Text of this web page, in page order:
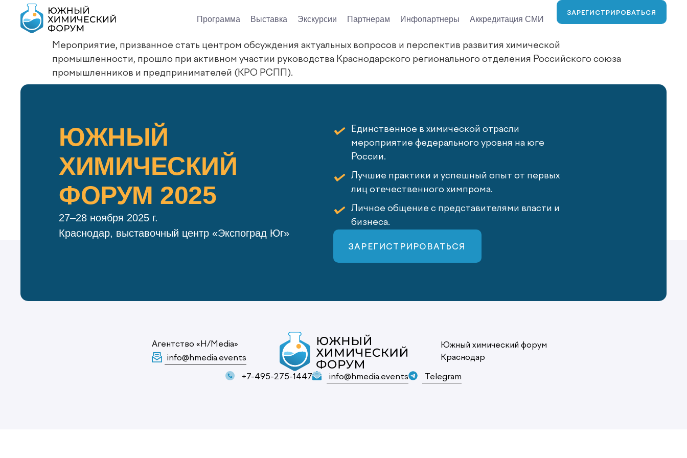
Программа Выставка Экскурсии Партнерам Инфопартнеры Аккредитация СМИ
ЗАРЕГИСТРИРОВАТЬСЯ
Мероприятие, призванное стать центром обсуждения актуальных вопросов и перспектив развития химической
промышленности, прошло при активном участии руководства Краснодарского регионального отделения Российского союза
промышленников и предпринимателей (КРО РСПП).
ЮЖНЫЙ
ХИМИЧЕСКИЙ
ФОРУМ 2025
27–28 ноября 2025 г.
Краснодар, выставочный центр «Экспоград Юг»
Единственное в химической отрасли
мероприятие федерального уровня на юге
России.
Лучшие практики и успешный опыт от первых
лиц отечественного химпрома.
Личное общение с представителями власти и
бизнеса.
ЗАРЕГИСТРИРОВАТЬСЯ
Агентство «H/Media»
info@hmedia.events
Южный химический форум
Краснодар
+7-495-275-1447 info@hmedia.events Telegram